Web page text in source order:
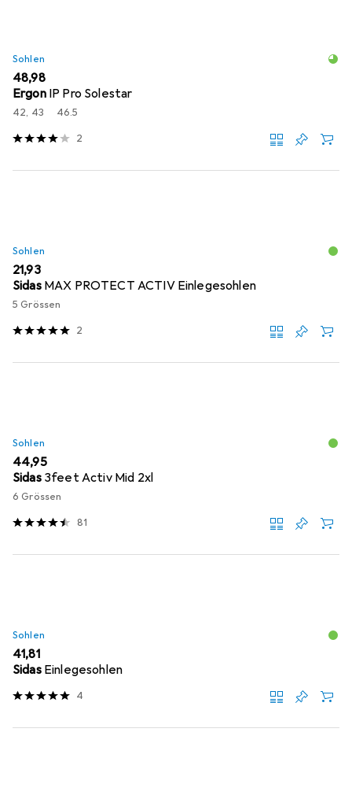
Sohlen
EUR
48,98
Ergon IP Pro Solestar
42, 43 46.5
2
Sohlen
EUR
21,93
Sidas MAX PROTECT ACTIV Einlegesohlen
5 Grössen
2
Sohlen
EUR
44,95
Sidas 3feet Activ Mid 2xl
6 Grössen
81
Sohlen
EUR
41,81
Sidas Einlegesohlen
4